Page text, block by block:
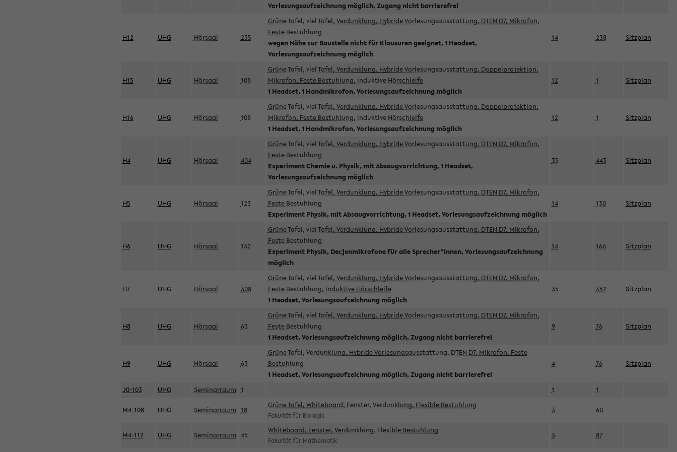
Vorlesungsaufzeichnung möglich, Zugang nicht barrierefrei
H12 UHG Hörsaal 255
Grüne Tafel, viel Tafel, Verdunklung, Hybride Vorlesungsausstattung, DTEN D7, Mikrofon,
Feste Bestuhlung
wegen Nähe zur Baustelle nicht für Klausuren geeignet, 1 Headset,
Vorlesungsaufzeichnung möglich
14 238 Sitzplan
H15 UHG Hörsaal 108
Grüne Tafel, viel Tafel, Verdunklung, Hybride Vorlesungsausstattung, Doppelprojektion,
Mikrofon, Feste Bestuhlung, Induktive Hörschleife
1 Headset, 1 Handmikrofon, Vorlesungsaufzeichnung möglich
12 1 Sitzplan
H16 UHG Hörsaal 108
Grüne Tafel, viel Tafel, Verdunklung, Hybride Vorlesungsausstattung, Doppelprojektion,
Mikrofon, Feste Bestuhlung, Induktive Hörschleife
1 Headset, 1 Handmikrofon, Vorlesungsaufzeichnung möglich
12 1 Sitzplan
H4 UHG Hörsaal 404
Grüne Tafel, viel Tafel, Verdunklung, Hybride Vorlesungsausstattung, DTEN D7, Mikrofon,
Feste Bestuhlung
Experiment Chemie u. Physik, mit Absaugvorrichtung, 1 Headset,
Vorlesungsaufzeichnung möglich
35 443 Sitzplan
H5 UHG Hörsaal 123
Grüne Tafel, viel Tafel, Verdunklung, Hybride Vorlesungsausstattung, DTEN D7, Mikrofon,
Feste Bestuhlung
Experiment Physik, mit Absaugvorrichtung, 1 Headset, Vorlesungsaufzeichnung möglich
14 130 Sitzplan
H6 UHG Hörsaal 132
Grüne Tafel, viel Tafel, Verdunklung, Hybride Vorlesungsausstattung, DTEN D7, Mikrofon,
Feste Bestuhlung
Experiment Physik, Decjenmikrofone für alle Sprecher*innen, Vorlesungsaufzeichnung
möglich
14 166 Sitzplan
H7 UHG Hörsaal 308
Grüne Tafel, viel Tafel, Verdunklung, Hybride Vorlesungsausstattung, DTEN D7, Mikrofon,
Feste Bestuhlung, Induktive Hörschleife
1 Headset, Vorlesungsaufzeichnung möglich
35 352 Sitzplan
H8 UHG Hörsaal 63
Grüne Tafel, viel Tafel, Verdunklung, Hybride Vorlesungsausstattung, DTEN D7, Mikrofon,
Feste Bestuhlung
1 Headset, Vorlesungsaufzeichnung möglich, Zugang nicht barrierefrei
9 76 Sitzplan
H9 UHG Hörsaal 63
Grüne Tafel, Verdunklung, Hybride Vorlesungsausstattung, DTEN D7, Mikrofon, Feste
Bestuhlung
1 Headset, Vorlesungsaufzeichnung möglich, Zugang nicht barrierefrei
4 76 Sitzplan
J0-103 UHG Seminarraum 1 1 1
M4-108 UHG Seminarraum 18
Grüne Tafel, Whiteboard, Fenster, Verdunklung, Flexible Bestuhlung
Fakultät für Biologie
3 60
M4-112 UHG Seminarraum 45
Whiteboard, Fenster, Verdunklung, Flexible Bestuhlung
Fakultät für Mathematik
3 87